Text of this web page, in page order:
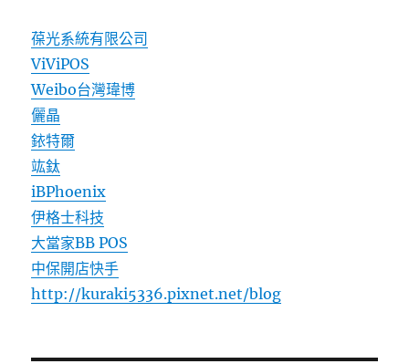
葆光系統有限公司
ViViPOS
Weibo台灣瑋博
儷晶
銥特爾
竑鈦
iBPhoenix
伊格士科技
大當家BB POS
中保開店快手
http://kuraki5336.pixnet.net/blog